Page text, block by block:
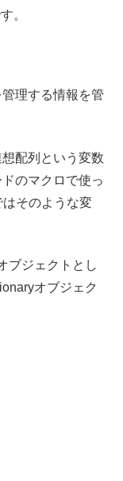
。
理する情報を管
配列という変数
のマクロで使っ
そのような変
ブジェクトとし
オブジェク